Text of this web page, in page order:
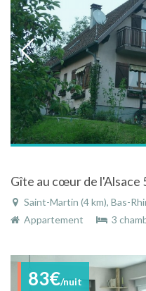
Gîte au cœur de l'Alsace
Saint-Martin (4 km), Bas-
Appartement
3
83€/nuit